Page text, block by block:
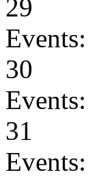
29
Events:
30
Events:
31
Events: